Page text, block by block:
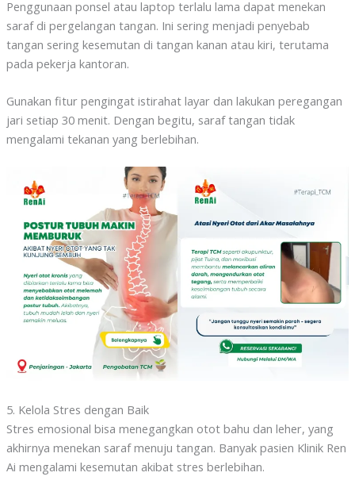
Penggunaan ponsel atau laptop terlalu lama dapat menekan
saraf di pergelangan tangan. Ini sering menjadi penyebab
tangan sering kesemutan di tangan kanan atau kiri, terutama
pada pekerja kantoran.
Gunakan fitur pengingat istirahat layar dan lakukan peregangan
jari setiap 30 menit. Dengan begitu, saraf tangan tidak
mengalami tekanan yang berlebihan.
5. Kelola Stres dengan Baik
Stres emosional bisa menegangkan otot bahu dan leher, yang
akhirnya menekan saraf menuju tangan. Banyak pasien Klinik Ren
Ai mengalami kesemutan akibat stres berlebihan.